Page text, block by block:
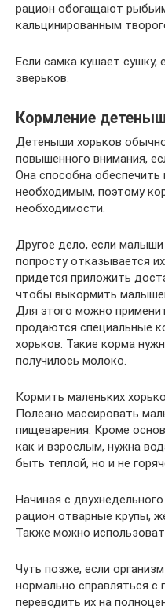
рацион обогащают
кальцинированным
Если самка кушает
зверьков.
Кормление
Детеныши хорьков
повышенного внимания,
Она способна
необходимым, поэтому
необходимости.
Другое дело, если
попросту отказывается
придется приложить
чтобы выкормить
Для этого можно
продаются специальные
хорьков. Такие корма
получилось молоко.
Кормить маленьких
Полезно массировать
пищеварения. Кроме
как и взрослым, нужна
быть теплой, но и не
Начиная с
рацион отварные крупы,
Также можно
Чуть позже, если
нормально справляться
переводить их на